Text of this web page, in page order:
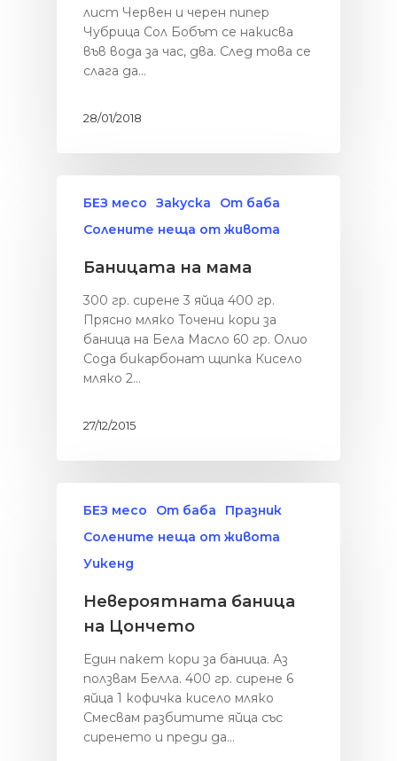
лист Червен и черен пипер
Чубрица Сол Бобът се накисва
във вода за час, два. След това се
слага да…
28/01/2018
БЕЗ месо Закуска
От баба
Солените неща от живота
Баницата на мама
300 гр. сирене 3 яйца 400 гр.
Прясно мляко Точени кори за
баница на Бела Масло 60 гр. Олио
Сода бикарбонат щипка Кисело
мляко 2…
27/12/2015
БЕЗ месо От баба
Празник
Солените неща от живота
Уикенд
Невероятната баница
на Цончето
Един пакет кори за баница. Аз
ползвам Белла. 400 гр. сирене 6
яйца 1 кофичка кисело мляко
Смесвам разбитите яйца със
сиренето и преди да…
Здраве
БЕЗ глутен
БЕЗ месо
БЕЗ млечни
Солените неща
живота
Картофки
Риба
Салати
Средиземнорска
Сладките неща
живота
Обяд
Празник
Други